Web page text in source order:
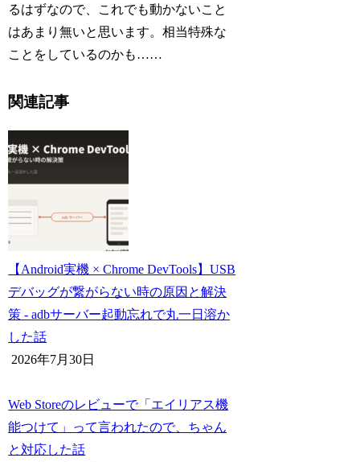
るはずなので、これでも動かないこと
はあまり無いと思います。相当特殊な
ことをしているのかも……
関連記事
【Android実機 × Chrome DevTools】USB
デバッグが繋がらない時の原因と解決
策 - adbサーバー起動忘れで丸一日溶か
した話
2026年7月30日
Web Storeのレビューで「エイリアス機
能つけて」って言われたので、ちゃん
と対応した話